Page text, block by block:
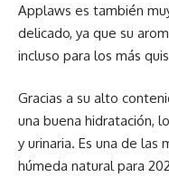
Applaws es también
delicado, ya que su
incluso para los más
Gracias a su alto
una buena hidratación,
y urinaria. Es una de las
húmeda natural para